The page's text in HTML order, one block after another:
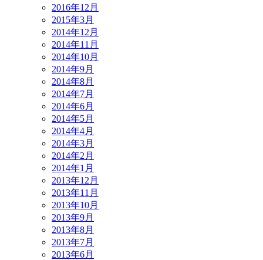
2016年12月
2015年3月
2014年12月
2014年11月
2014年10月
2014年9月
2014年8月
2014年7月
2014年6月
2014年5月
2014年4月
2014年3月
2014年2月
2014年1月
2013年12月
2013年11月
2013年10月
2013年9月
2013年8月
2013年7月
2013年6月